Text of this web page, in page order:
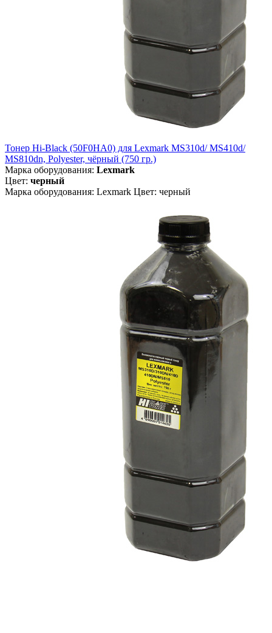
Тонер Hi-Black (50F0HA0) для Lexmark MS310d/ MS410d/
MS810dn, Polyester, чёрный (750 гр.)
Марка оборудования: Lexmark
Цвет: черный
Марка оборудования: Lexmark Цвет: черный